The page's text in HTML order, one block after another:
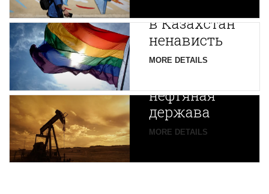
в Казахстан
ненависть
MORE DETAILS
Центральной
Азии
зарождается
нефтяная
держава
MORE DETAILS